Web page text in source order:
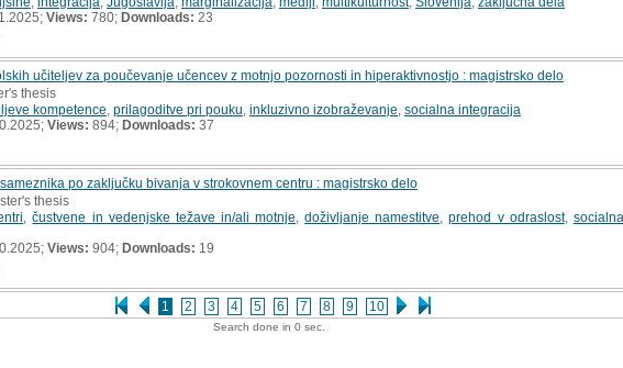
1 2 3 4 5 6 7 8 9 10
Views: 780; Downloads: 23
učiteljev za poučevanje učencev z motnjo pozornosti in hiperaktivnostjo : magistrsko delo
thesis
kompetence prilagoditve pri pouku inkluzivno izobraževanje socialna integracija
Views: 894; Downloads: 37
po zaključku bivanja v strokovnem centru : magistrsko delo
thesis
,čustvene in vedenjske težave in/ali motnje ,doživljanje namestitve ,prehod v odraslost,
Views: 904; Downloads: 19
Search done in 0 sec.